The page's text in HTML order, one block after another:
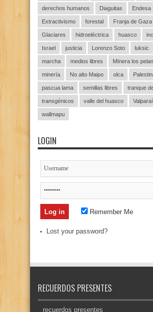
derechos humanos Diaguitas Endesa
Extractivismo forestal Franja de Gaza
Glaciares hidroeléctrica huasco
Israel justicia Lorenzo Soto luksic
marcha medios libres MInera los
minería No alto Maipo olca
pascua lama semillas libres tranque
transgénicos valle del huasco
wallmapu
LOGIN
Remember Me
Lost your password?
RECUERDOS PRESENTES
recuerdos presentes